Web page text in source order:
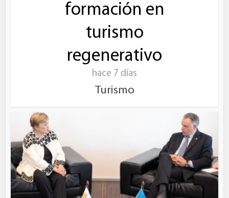
formación en
turismo
regenerativo
hace 7 días
Turismo